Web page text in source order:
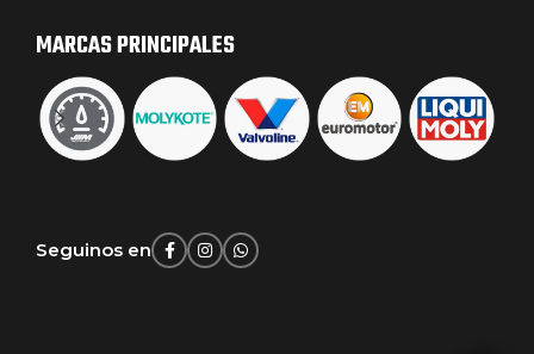
MARCAS PRINCIPALES
Seguinos en